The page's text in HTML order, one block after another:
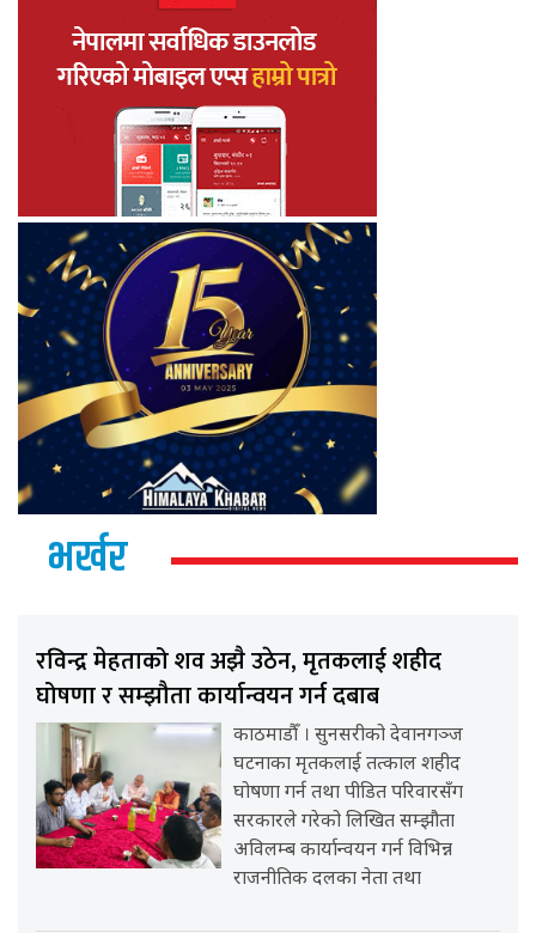
भर्खर
रविन्द्र मेहताको शव अझै उठेन, मृतकलाई शहीद
घोषणा र सम्झौता कार्यान्वयन गर्न दबाब
काठमाडौँ । सुनसरीको देवानगञ्ज
घटनाका मृतकलाई तत्काल शहीद
घोषणा गर्न तथा पीडित परिवारसँग
सरकारले गरेको लिखित सम्झौता
अविलम्ब कार्यान्वयन गर्न विभिन्न
राजनीतिक दलका नेता तथा